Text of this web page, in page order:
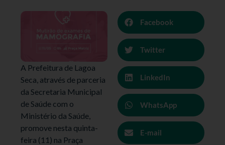
A Prefeitura de Lagoa
Seca, através de parceria
da Secretaria Municipal
de Saúde com o
Ministério da Saúde,
promove nesta quinta-
feira (11) na Praça
Facebook
Twitter
LinkedIn
WhatsApp
E-mail